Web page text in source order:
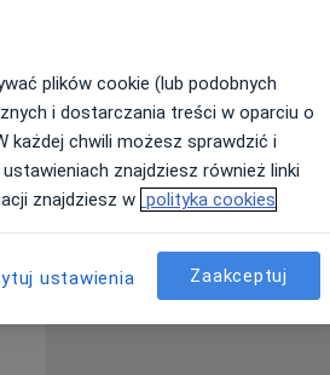
plików cookie (lub podobnych
i dostarczania treści w oparciu o
każdej chwili możesz sprawdzić i
znajdziesz również linki
znajdziesz w polityka cookies
ustawienia Zaakceptuj